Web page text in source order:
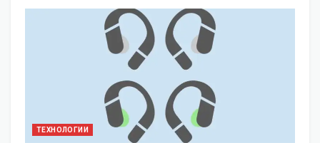
ТЕХНОЛОГИИ